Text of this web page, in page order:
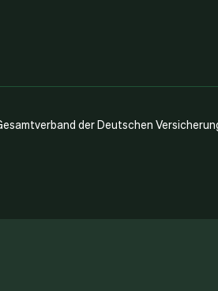
der Deutschen